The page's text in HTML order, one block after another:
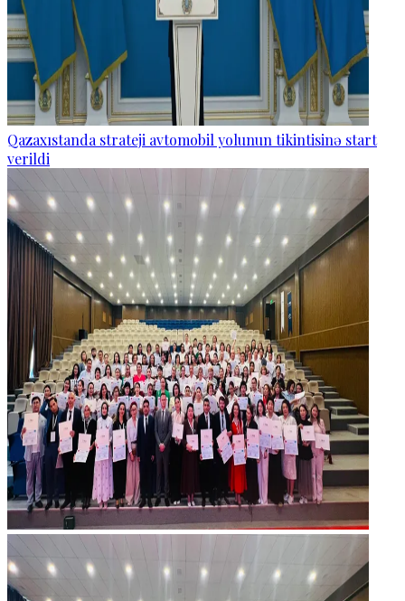
Qazaxıstanda strateji avtomobil yolunun tikintisinə start
verildi